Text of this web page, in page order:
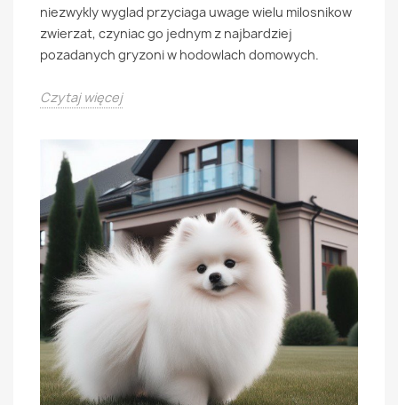
niezwykly wyglad przyciaga uwage wielu milosnikow
zwierzat, czyniac go jednym z najbardziej
pozadanych gryzoni w hodowlach domowych.
Czytaj więcej